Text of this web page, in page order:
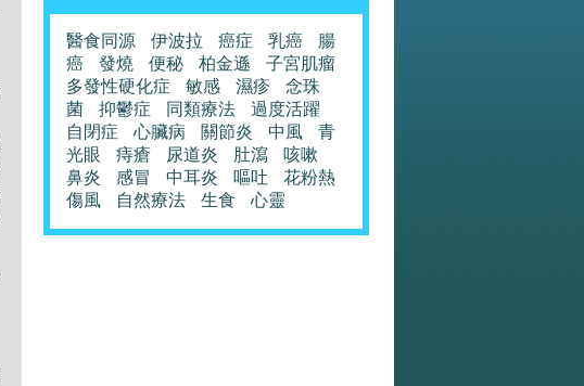
醫食同源 伊波拉 癌症 乳癌
腸
癌
發燒 便秘 柏金遜
子宮肌瘤
多發性硬化症
敏感 濕疹
念珠
菌
抑鬱症 同類療法
過度活躍
自閉症
心臟病 關節炎 中風
青
光眼
痔瘡 尿道炎 肚瀉
咳嗽
鼻炎
感冒 中耳炎 嘔吐
花粉熱
傷風
自然療法 生食 心靈